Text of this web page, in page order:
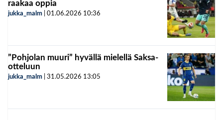
raakaa oppia
jukka_malm 01.06.2026 10:36
”Pohjolan muuri” hyvällä mielellä Saksa-
otteluun
jukka_malm 31.05.2026 13:05